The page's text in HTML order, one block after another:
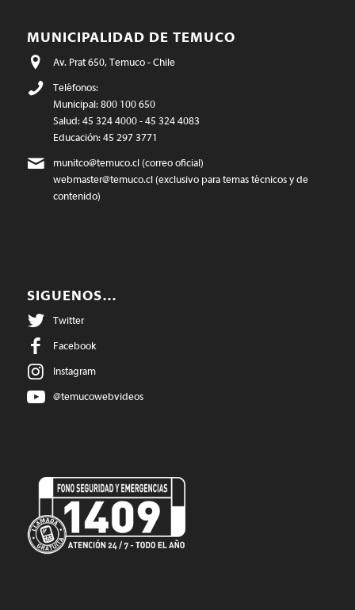
MUNICIPALIDAD DE TEMUCO
Av. Prat 650, Temuco - Chile
Teléfonos:
Municipal: 800 100 650
Salud: 45 324 4000 - 45 324 4083
Educación: 45 297 3771
munitco@temuco.cl(correo oficial)
webmaster@temuco.cl(exclusivo para temas técnicos y de
contenido)
SIGUENOS…
Twitter
Facebook
Instagram
@temucowebvideos